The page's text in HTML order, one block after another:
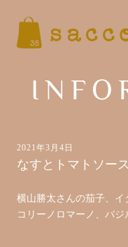
2021年3月4日
なすとトマトソース
横山勝太さんの茄子、
コリーノロマーノ、バジ